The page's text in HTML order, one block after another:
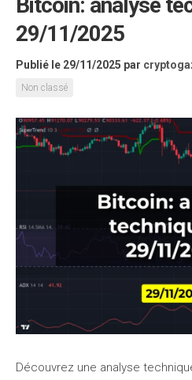
Bitcoin: analyse
29/11/2025
Publié le 29/11/2025 par
Non classé
Découvrez une analyse